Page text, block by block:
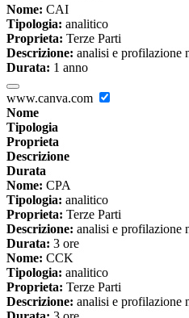
Nome: CAI
Tipologia: analitico
Proprieta: Terze Parti
Descrizione: analisi e profilazione
Durata: 1 anno
www.canva.com
Nome
Tipologia
Proprieta
Descrizione
Durata
Nome: CPA
Tipologia: analitico
Proprieta: Terze Parti
Descrizione: analisi e profilazione
Durata: 3 ore
Nome: CCK
Tipologia: analitico
Proprieta: Terze Parti
Descrizione: analisi e profilazione